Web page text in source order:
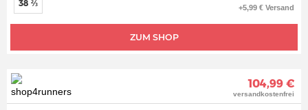
ZUM SHOP
38 ⅔ +5,99 € Versand
104,99 €
versandkostenfrei